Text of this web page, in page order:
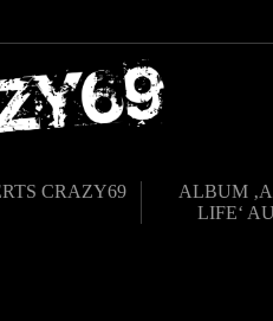
CRAZY69
ALBUM
LIFE‘